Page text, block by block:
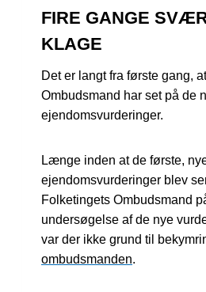
FIRE GANGE
KLAGE
Det er langt fra første gang,
Ombudsmand har set på de
ejendomsvurderinger.
Længe inden at de første,
ejendomsvurderinger blev
Folketingets Ombudsmand
undersøgelse af de nye
var der ikke grund til
ombudsmanden.